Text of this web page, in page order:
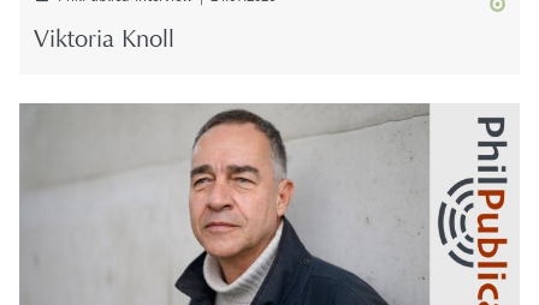
Vik­to­ria Knoll